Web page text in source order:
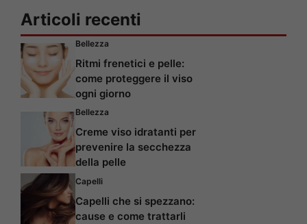
Articoli recenti
Bellezza
Ritmi frenetici e pelle:
come proteggere il viso
ogni giorno
Bellezza
Creme viso idratanti per
prevenire la secchezza
della pelle
Capelli
Capelli che si spezzano:
cause e come trattarli